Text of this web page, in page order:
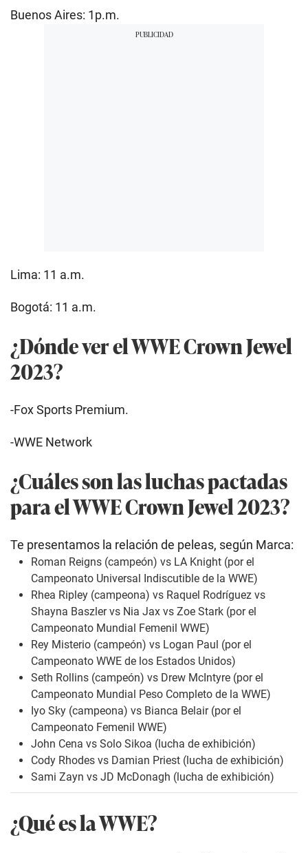
Buenos Aires: 1p.m.
Lima: 11 a.m.
Bogotá: 11 a.m.
¿Dónde ver el WWE Crown Jewel
2023?
-Fox Sports Premium.
-WWE Network
¿Cuáles son las luchas pactadas
para el WWE Crown Jewel 2023?
Te presentamos la relación de peleas, según Marca:
Roman Reigns (campeón) vs LA Knight (por el
Campeonato Universal Indiscutible de la WWE)
Rhea Ripley (campeona) vs Raquel Rodríguez vs
Shayna Baszler vs Nia Jax vs Zoe Stark (por el
Campeonato Mundial Femenil WWE)
Rey Misterio (campeón) vs Logan Paul (por el
Campeonato WWE de los Estados Unidos)
Seth Rollins (campeón) vs Drew McIntyre (por el
Campeonato Mundial Peso Completo de la WWE)
Iyo Sky (campeona) vs Bianca Belair (por el
Campeonato Femenil WWE)
John Cena vs Solo Sikoa (lucha de exhibición)
Cody Rhodes vs Damian Priest (lucha de exhibición)
Sami Zayn vs JD McDonagh (lucha de exhibición)
¿Qué es la WWE?